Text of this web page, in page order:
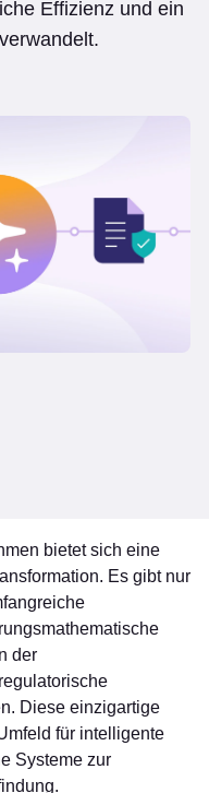
Effizienz und ein
bietet sich eine
Es gibt nur
der
Diese einzigartige
für intelligente
Systeme zur